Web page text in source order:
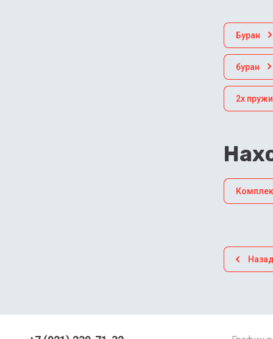
Буран
буран
2х
Назад